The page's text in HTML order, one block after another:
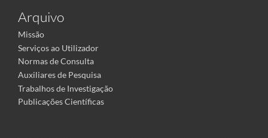
Arquivo
Missão
Serviços ao Utilizador
Normas de Consulta
Auxiliares de Pesquisa
Trabalhos de Investigação
Publicações Científicas